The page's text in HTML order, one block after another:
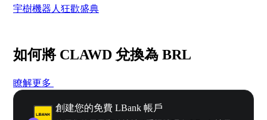
宇樹機器人狂歡盛典
如何將 CLAWD 兌換為 BRL
瞭解更多
創建您的免費 LBank 帳戶